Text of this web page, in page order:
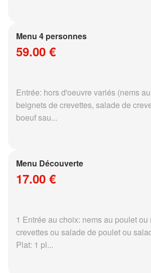
Menu 4 personnes
59.00 €
Entrée: hors d'oeuvre variés (nems
beignets de crevettes, salade de
boeuf sau...
Menu Découverte
17.00 €
1 Entrée au choix: nems au poulet ou
crevettes ou salade de poulet ou
Plat: 1 pl...